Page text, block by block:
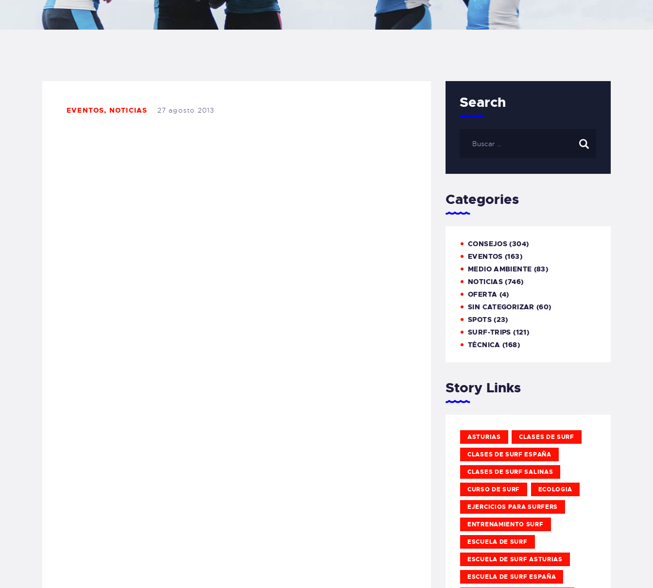
BLOG
EVENTOS, NOTICIAS 27 agosto 2013 Search
Categories
CONSEJOS (304)
EVENTOS (163)
MEDIO AMBIENTE (83)
NOTICIAS (746)
OFERTA (4)
SIN CATEGORIZAR (60)
SPOTS(23)
SURF-TRIPS (121)
TÉCNICA (168)
Story Links
ASTURIAS CLASES DE SURF
CLASES DE SURF ESPAÑA
CLASES DE SURF SALINAS
CURSO DE SURF ECOLOGIA
EJERCICIOS PARA SURFERS
ENTRENAMIENTO SURF
ESCUELA DE SURF
ESCUELA DE SURF ASTURIAS
ESCUELA DE SURF ESPAÑA